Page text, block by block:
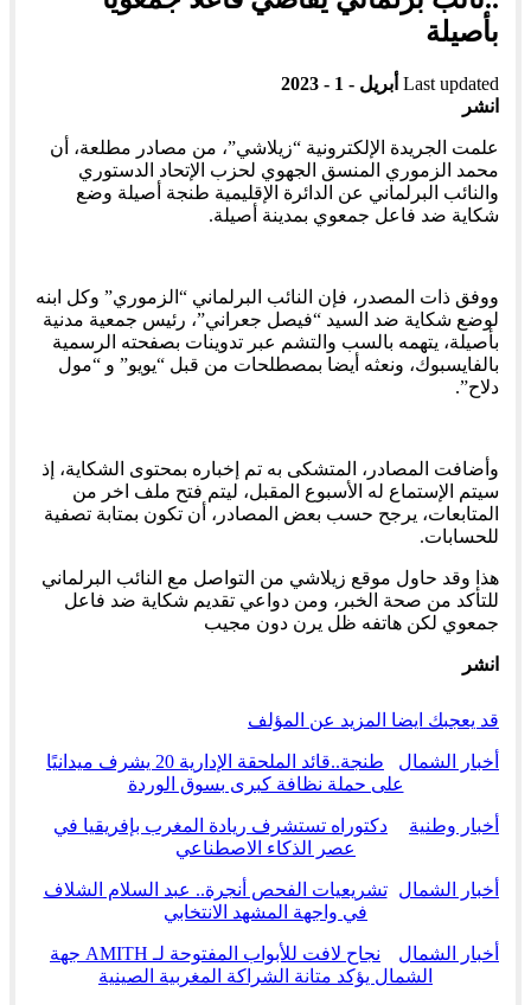
بأصيلة
Last updated أبريل - 1 - 2023
انشر
علمت الجريدة الإلكترونية “زيلاشي”، من مصادر مطلعة، أن
محمد الزموري المنسق الجهوي لحزب الإتحاد الدستوري
والنائب البرلماني عن الدائرة الإقليمية طنجة أصيلة وضع
شكاية ضد فاعل جمعوي بمدينة أصيلة.
ووفق ذات المصدر، فإن النائب البرلماني “الزموري” وكل ابنه
لوضع شكاية ضد السيد “فيصل جعراني”، رئيس جمعية مدنية
بأصيلة، يتهمه بالسب والتشم عبر تدوينات بصفحته الرسمية
بالفايسبوك، ونعثه أيضا بمصطلحات من قبل “يويو” و “مول
دلاح”.
وأضافت المصادر، المتشكى به تم إخباره بمحتوى الشكاية، إذ
سيتم الإستماع له الأسبوع المقبل، ليتم فتح ملف اخر من
المتابعات، يرجح حسب بعض المصادر، أن تكون بمتابة تصفية
للحسابات.
هذا وقد حاول موقع زيلاشي من التواصل مع النائب البرلماني
للتأكد من صحة الخبر، ومن دواعي تقديم شكاية ضد فاعل
جمعوي لكن هاتفه ظل يرن دون مجيب
انشر
قد يعجبك ايضا المزيد عن المؤلف
أخبار الشمال
طنجة..قائد الملحقة الإدارية 20 يشرف ميدانيًا
على حملة نظافة كبرى بسوق الوردة
أخبار وطنية
دكتوراه تستشرف ريادة المغرب بإفريقيا في
عصر الذكاء الاصطناعي
أخبار الشمال
تشريعيات الفحص أنجرة.. عبد السلام الشلاف
في واجهة المشهد الانتخابي
أخبار الشمال
نجاح لافت للأبواب المفتوحة لـ AMITH جهة
الشمال يؤكد متانة الشراكة المغربية الصينية